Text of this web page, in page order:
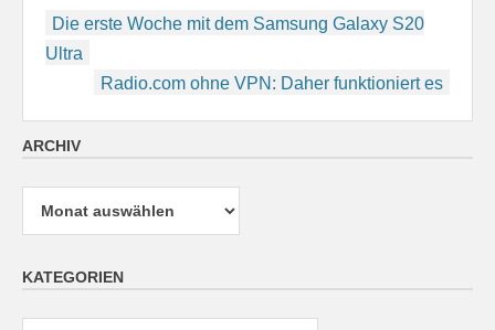
Beitragsnavigation
Die erste Woche mit dem Samsung Galaxy S20
Ultra
Radio.com ohne VPN: Daher funktioniert es
ARCHIV
Archiv
KATEGORIEN